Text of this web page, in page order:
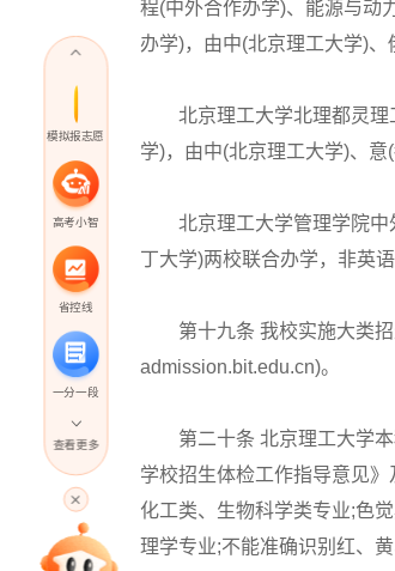
程(中外合作办学)、能源与动
办学)，由中(北京理工大学)
北京理工大学北理都灵理
学)，由中(北京理工大学)、
北京理工大学管理学院中
丁大学)两校联合办学，非英
第十九条 我校实施大类招
admission.bit.edu.cn)。
第二十条 北京理工大学本
学校招生体检工作指导意见
化工类、生物科学类专业;色
理学专业;不能准确识别红、
模拟报志愿
高考小智
省控线
一分一段
高考直播
专家指导课
查看更多